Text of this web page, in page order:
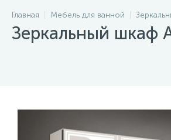
Главная Мебель для ванной
Зеркальный шкаф